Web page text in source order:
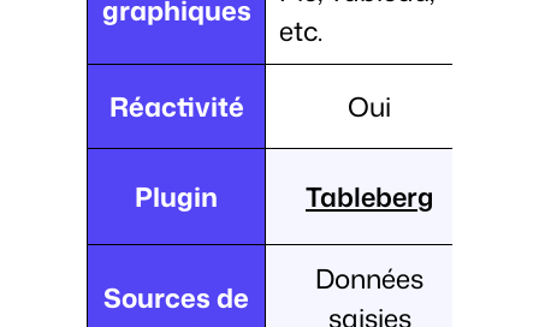
graphiques
etc.
Réactivité Oui
Plugin Tableberg
Sources de
Données
saisies